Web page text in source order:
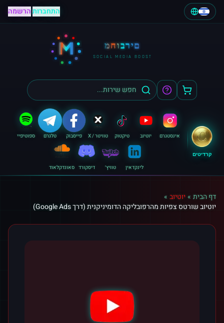
התחברות|הרשמה
M מחוברים
SOCIAL MEDIA BOOST
קרדיטים
אינסטגרם יוטיוב טיקטוק טוויטר / X פייסבוק טלגרם ספוטיפיי
לינקדאין טוויץ׳ דיסקורד סאונדקלאוד
דף הבית »יוטיוב »
יוטיוב שורטס צפיות מהרפובליקה הדומיניקנית (דרך Google Ads)